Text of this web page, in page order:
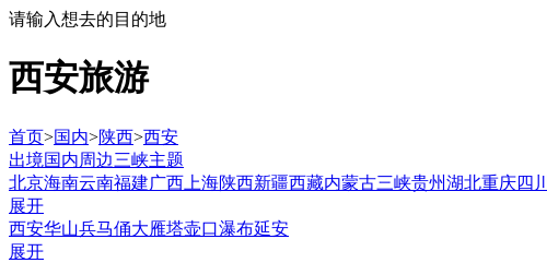
请输入想去的目的地
西安旅游
首页>国内>陕西>西安
出境国内周边三峡主题
北京海南云南福建广西 上海陕西新疆西藏内蒙古三峡贵州湖北重庆四川
展开
西安华山兵马俑大雁塔壶口瀑布延安
展开